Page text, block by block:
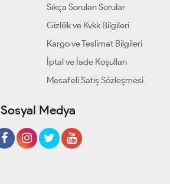
Sıkça Sorulan Sorular
Gizlilik ve Kvkk Bilgileri
Kargo ve Teslimat Bilgileri
İptal ve İade Koşulları
Mesafeli Satış Sözleşmesi
Sosyal Medya